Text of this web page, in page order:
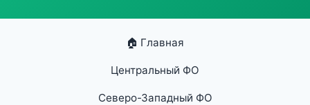
🏠 Главная
Центральный ФО
Северо-Западный ФО